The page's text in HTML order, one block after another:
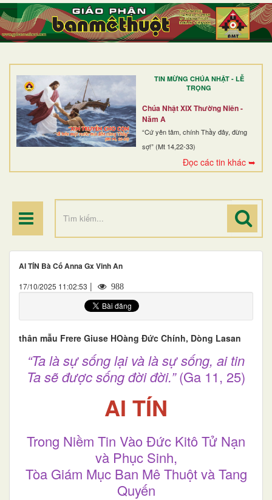
TIN MỪNG CHÚA NHẬT - LỄ
TRỌNG
Chúa Nhật XIX Thường Niên -
Năm A
“Cứ yên tâm, chính Thầy đây, đừng
sợ!” (Mt 14,22-33)
Đọc các tin khác ➥
TRANG NHẤT
GIỚI THIỆU
DÒNG TU
BAN MỤC VỤ
ĐOÀN THỂ CG
AI TÍN Bà Cố Anna Gx Vinh An
17/10/2025 11:02:53 | 988
thân mẫu Frere Giuse HOàng Đức Chính, Dòng Lasan
“Ta là sự sống lại và là sự sống, ai tin
Ta sẽ được sống đời đời.”(Ga 11, 25)
AI TÍN
Trong Niềm Tin Vào Đức Kitô Tử Nạn
và Phục Sinh,
Tòa Giám Mục Ban Mê Thuột và Tang
Quyến